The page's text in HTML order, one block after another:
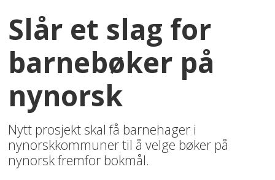
Slår et slag for
barnebøker på
nynorsk
Nytt prosjekt skal få barnehager i
nynorskkommuner til å velge bøker på
nynorsk fremfor bokmål.